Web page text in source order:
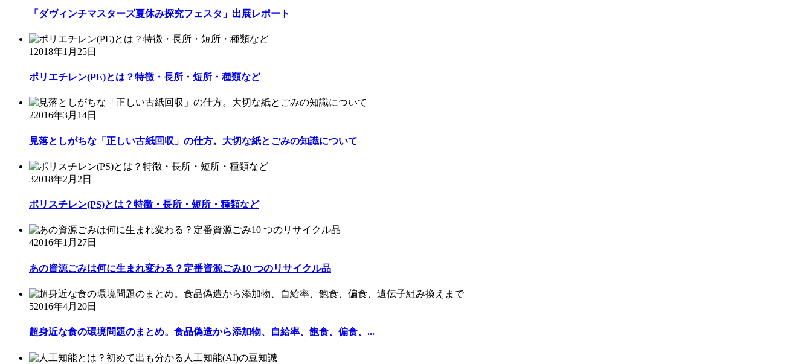
「ダヴィンチマスターズ夏休み探究フェスタ」出展レポート
1 2018年1月25日
ポリエチレン(PE)とは？特徴・長所・短所・種類など
22016年3月14日
見落としがちな「正しい古紙回収」の仕方。大切な紙とごみの知識について
32018年2月2日
ポリスチレン(PS)とは？特徴・長所・短所・種類など
42016年1月27日
あの資源ごみは何に生まれ変わる？定番資源ごみ10 つのリサイクル品
52016年4月20日
超身近な食の環境問題のまとめ。食品偽造から添加物、自給率、飽食、偏食、...